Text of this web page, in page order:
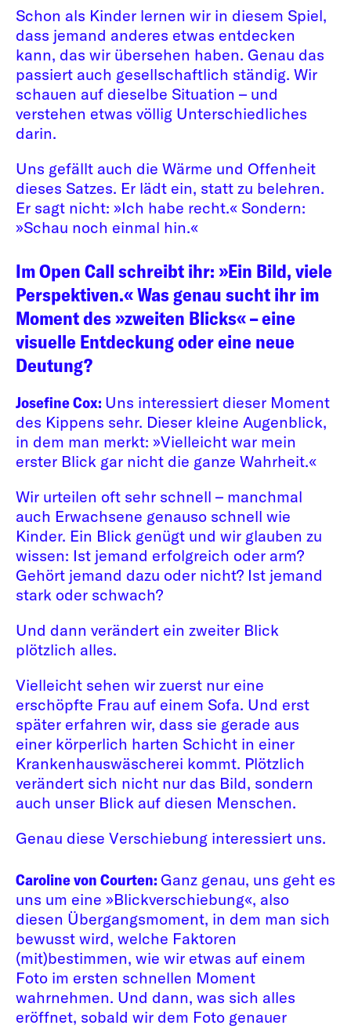
Schon als Kinder lernen wir in diesem Spiel,
dass jemand anderes etwas entdecken
kann, das wir übersehen haben. Genau das
passiert auch gesellschaftlich ständig. Wir
schauen auf dieselbe Situation – und
verstehen etwas völlig Unterschiedliches
darin.
Uns gefällt auch die Wärme und Offenheit
dieses Satzes. Er lädt ein, statt zu belehren.
Er sagt nicht: »Ich habe recht.« Sondern:
»Schau noch einmal hin.«
Im Open Call schreibt ihr: »Ein Bild, viele
Perspektiven.« Was genau sucht ihr im
Moment des »zweiten Blicks« – eine
visuelle Entdeckung oder eine neue
Deutung?
Josefine Cox: Uns interessiert dieser Moment
des Kippens sehr. Dieser kleine Augenblick,
in dem man merkt: »Vielleicht war mein
erster Blick gar nicht die ganze Wahrheit.«
Wir urteilen oft sehr schnell – manchmal
auch Erwachsene genauso schnell wie
Kinder. Ein Blick genügt und wir glauben zu
wissen: Ist jemand erfolgreich oder arm?
Gehört jemand dazu oder nicht? Ist jemand
stark oder schwach?
Und dann verändert ein zweiter Blick
plötzlich alles.
Vielleicht sehen wir zuerst nur eine
erschöpfte Frau auf einem Sofa. Und erst
später erfahren wir, dass sie gerade aus
einer körperlich harten Schicht in einer
Krankenhauswäscherei kommt. Plötzlich
verändert sich nicht nur das Bild, sondern
auch unser Blick auf diesen Menschen.
Genau diese Verschiebung interessiert uns.
Caroline von Courten: Ganz genau, uns geht es
uns um eine »Blickverschiebung«, also
diesen Übergangsmoment, in dem man sich
bewusst wird, welche Faktoren
(mit)bestimmen, wie wir etwas auf einem
Foto im ersten schnellen Moment
wahrnehmen. Und dann, was sich alles
eröffnet, sobald wir dem Foto genauer